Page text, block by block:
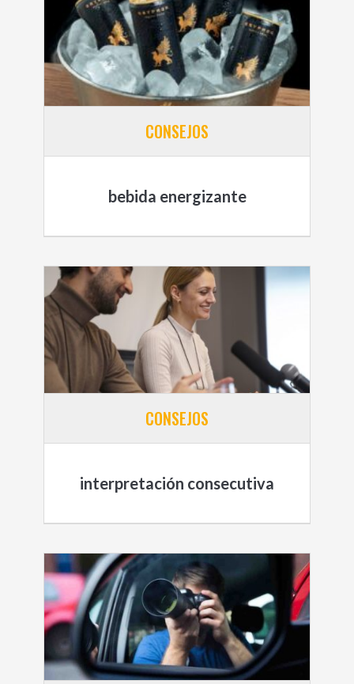
CONSEJOS
bebida energizante
CONSEJOS
interpretación consecutiva